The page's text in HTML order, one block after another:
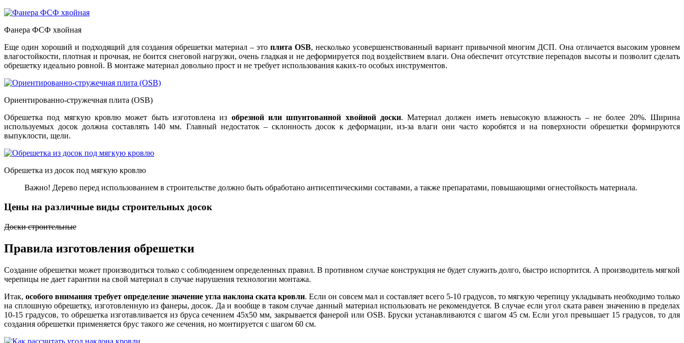
Фанера ФСФ хвойная
Еще один хороший и подходящий для создания обрешетки материал – это плита OSB, несколько усовершенствованный вариант привычной многим ДСП. Она отличается высоким уровнем
влагостойкости, плотная и прочная, не боится снеговой нагрузки, очень гладкая и не деформируется под воздействием влаги. Она обеспечит отсутствие перепадов высоты и позволит сделать
обрешетку идеально ровной. В монтаже материал довольно прост и не требует использования каких-то особых инструментов.
Ориентированно-стружечная плита (OSB)
Обрешетка под мягкую кровлю может быть изготовлена из обрезной или шпунтованной хвойной доски. Материал должен иметь невысокую влажность – не более 20%. Ширина
используемых досок должна составлять 140 мм. Главный недостаток – склонность досок к деформации, из-за влаги они часто коробятся и на поверхности обрешетки формируются
выпуклости, щели.
Обрешетка из досок под мягкую кровлю
Важно! Дерево перед использованием в строительстве должно быть обработано антисептическими составами, а также препаратами, повышающими огнестойкость материала.
Цены на различные виды строительных досок
Доски строительные
Правила изготовления обрешетки
Создание обрешетки может производиться только с соблюдением определенных правил. В противном случае конструкция не будет служить долго, быстро испортится. А производитель мягкой
черепицы не дает гарантии на свой материал в случае нарушения технологии монтажа.
Итак, особого внимания требует определение значение угла наклона ската кровли. Если он совсем мал и составляет всего 5-10 градусов, то мягкую черепицу укладывать необходимо только
на сплошную обрешетку, изготовленную из фанеры, досок. Да и вообще в таком случае данный материал использовать не рекомендуется. В случае если угол ската равен значению в пределах
10-15 градусов, то обрешетка изготавливается из бруса сечением 45х50 мм, закрывается фанерой или OSB. Бруски устанавливаются с шагом 45 см. Если угол превышает 15 градусов, то для
создания обрешетки применяется брус такого же сечения, но монтируется с шагом 60 см.